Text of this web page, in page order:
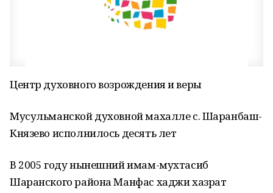
Центр духовного возрождения и веры
Мусульманской духовной махалле с. Шаранбаш-
Князево исполнилось десять лет
В 2005 году нынешний имам-мухтасиб
Шаранского района Манфас хаджи хазрат